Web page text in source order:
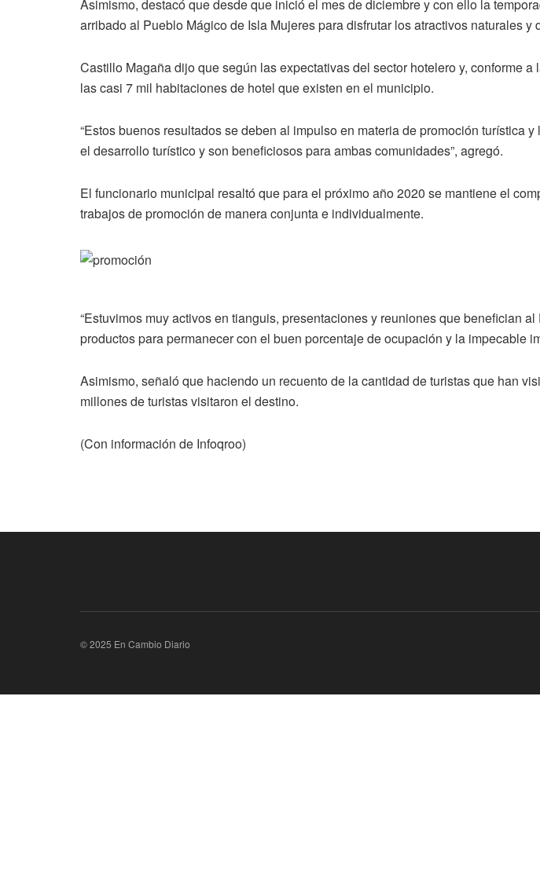
Asimismo, destacó que desde que inició el mes de diciembre y con ello la
arribado al Pueblo Mágico de Isla Mujeres para disfrutar los atractivos naturales
Castillo Magaña dijo que según las expectativas del sector hotelero y, conforme
las casi 7 mil habitaciones de hotel que existen en el municipio.
“Estos buenos resultados se deben al impulso en materia de promoción turística
el desarrollo turístico y son beneficiosos para ambas comunidades”, agregó.
El funcionario municipal resaltó que para el próximo año 2020 se mantiene el
trabajos de promoción de manera conjunta e individualmente.
“Estuvimos muy activos en tianguis, presentaciones y reuniones que benefician
productos para permanecer con el buen porcentaje de ocupación y la impecable
Asimismo, señaló que haciendo un recuento de la cantidad de turistas que han
millones de turistas visitaron el destino.
(Con información de Infoqroo)
© 2025 En Cambio Diario